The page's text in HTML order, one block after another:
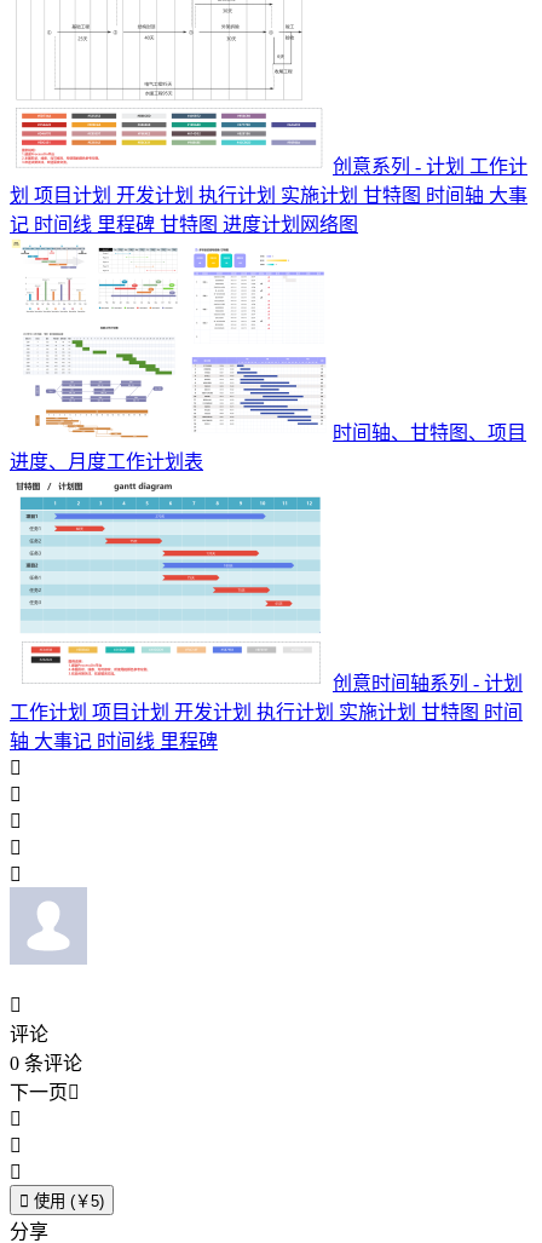
创意系列 - 计划 工作计
划 项目计划 开发计划 执行计划 实施计划 甘特图 时间轴 大事
记 时间线 里程碑 甘特图 进度计划网络图
时间轴、甘特图、项目
进度、月度工作计划表
创意时间轴系列 - 计划
工作计划 项目计划 开发计划 执行计划 实施计划 甘特图 时间
轴 大事记 时间线 里程碑






评论
0 条评论
下一页



 使用 (￥5)
分享